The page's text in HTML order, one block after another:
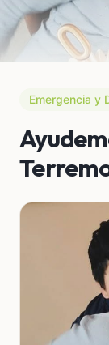
Emergencia y